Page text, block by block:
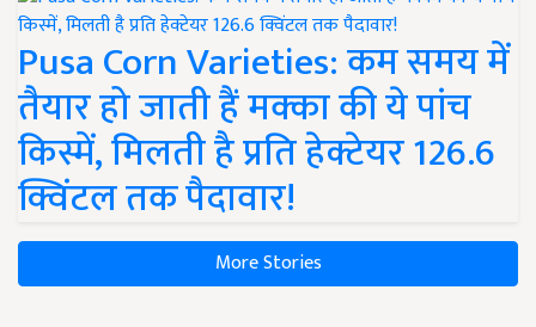
Pusa Corn Varieties: कम समय में
तैयार हो जाती हैं मक्का की ये पांच
किस्में, मिलती है प्रति हेक्टेयर 126.6
क्विंटल तक पैदावार!
More Stories